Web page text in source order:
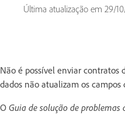
Última atualização em 29/
Não é possível enviar contratos
dados não atualizam os campos
O Guia de solução de problemas